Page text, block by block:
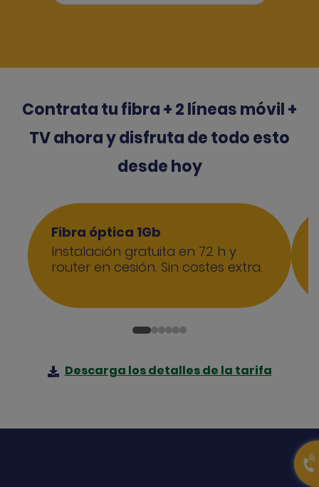
Contrata tu fibra + 2 líneas móvil +
TV ahora y disfruta de todo esto
desde hoy
Fibra óptica 1Gb
Instalación gratuita en 72 h y
router en cesión. Sin costes extra.
Descarga los detalles de la tarifa